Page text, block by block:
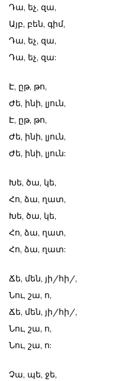
Դա, եչ, զա,
Այբ, բեն, գիմ,
Դա, եչ, զա,
Դա, եչ, զա:
Է, ըթ, թո,
Ժե, ինի, լյուն,
Է, ըթ, թո,
Ժե, ինի, լյուն,
Ժե, ինի, լյուն:
Խե, ծա, կե,
Հո, ձա, ղատ,
Խե, ծա, կե,
Հո, ձա, ղատ,
Հո, ձա, ղատ:
Ճե, մեն, յի/հի/,
Նու, շա, ո,
Ճե, մեն, յի/հի/,
Նու, շա, ո,
Նու, շա, ո:
Չա, պե, ջե,